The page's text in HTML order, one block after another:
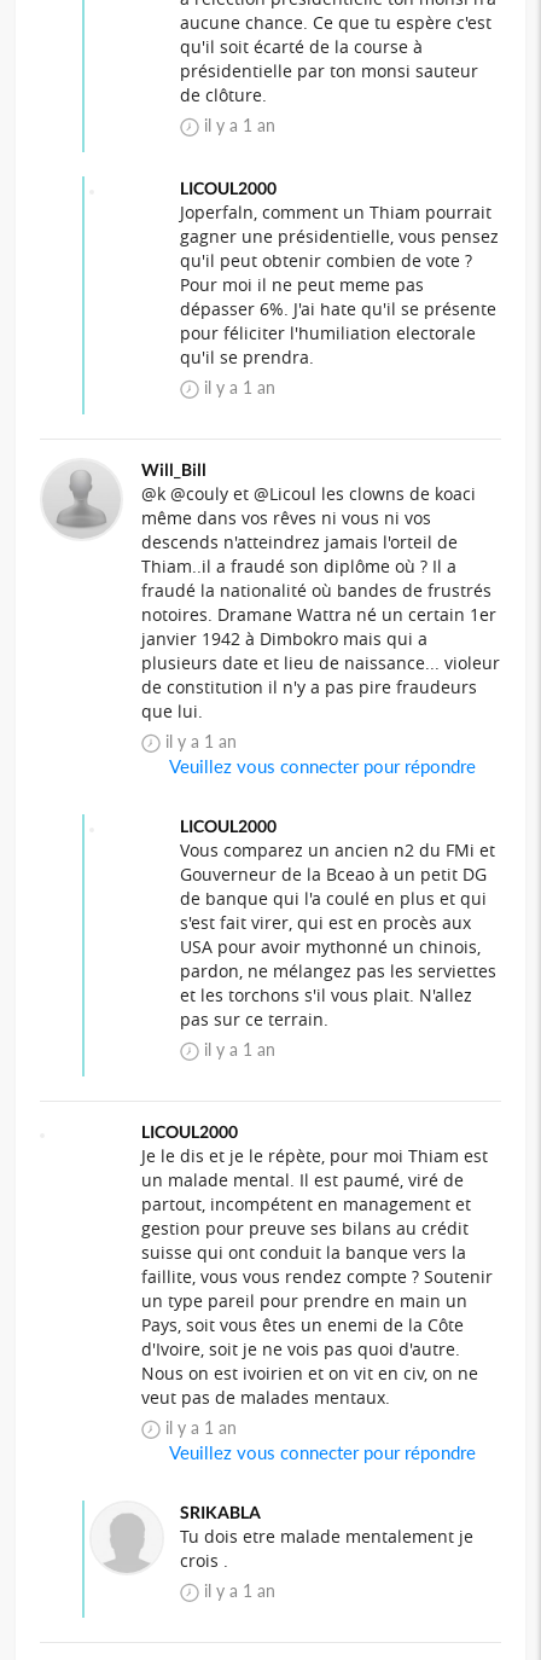
aucune chance. Ce que tu espère c'est
qu'il soit écarté de la course à
présidentielle par ton monsi sauteur
de clôture.
il y a 1 an
LICOUL2000
Joperfaln, comment un Thiam pourrait
gagner une présidentielle, vous pensez
qu'il peut obtenir combien de vote ?
Pour moi il ne peut meme pas
dépasser 6%. J'ai hate qu'il se présente
pour féliciter l'humiliation electorale
qu'il se prendra.
il y a 1 an
Will_Bill
@k @couly et @Licoul les clowns de koaci
même dans vos rêves ni vous ni vos
descends n'atteindrez jamais l'orteil de
Thiam..il a fraudé son diplôme où ? Il a
fraudé la nationalité où bandes de frustrés
notoires. Dramane Wattra né un certain 1er
janvier 1942 à Dimbokro mais qui a
plusieurs date et lieu de naissance... violeur
de constitution il n'y a pas pire fraudeurs
que lui.
il y a 1 an
Veuillez vous connecter pour répondre
LICOUL2000
Vous comparez un ancien n2 du FMi et
Gouverneur de la Bceao à un petit DG
de banque qui l'a coulé en plus et qui
s'est fait virer, qui est en procès aux
USA pour avoir mythonné un chinois,
pardon, ne mélangez pas les serviettes
et les torchons s'il vous plait. N'allez
pas sur ce terrain.
il y a 1 an
LICOUL2000
Je le dis et je le répète, pour moi Thiam est
un malade mental. Il est paumé, viré de
partout, incompétent en management et
gestion pour preuve ses bilans au crédit
suisse qui ont conduit la banque vers la
faillite, vous vous rendez compte ? Soutenir
un type pareil pour prendre en main un
Pays, soit vous êtes un enemi de la Côte
d'Ivoire, soit je ne vois pas quoi d'autre.
Nous on est ivoirien et on vit en civ, on ne
veut pas de malades mentaux.
il y a 1 an
Veuillez vous connecter pour répondre
SRIKABLA
Tu dois etre malade mentalement je
crois .
il y a 1 an